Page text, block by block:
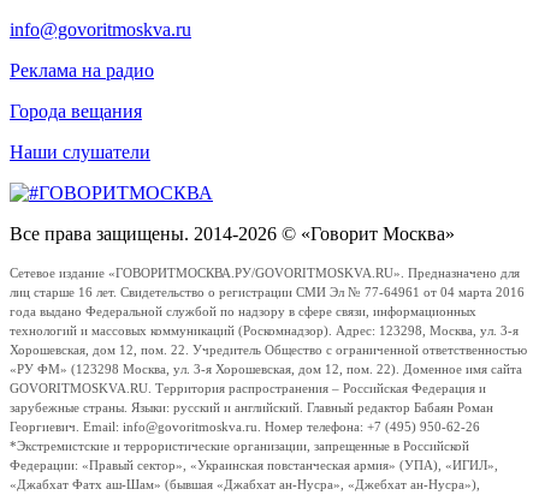
info@govoritmoskva.ru
Реклама на радио
Города вещания
Наши слушатели
Все права защищены. 2014-2026 © «Говорит Москва»
Сетевое издание «ГОВОРИТМОСКВА.РУ/GOVORITMOSKVA.RU». Предназначено для
лиц старше 16 лет. Свидетельство о регистрации СМИ Эл № 77-64961 от 04 марта 2016
года выдано Федеральной службой по надзору в сфере связи, информационных
технологий и массовых коммуникаций (Роскомнадзор). Адрес: 123298, Москва, ул. 3-я
Хорошевская, дом 12, пом. 22. Учредитель Общество с ограниченной ответственностью
«РУ ФМ» (123298 Москва, ул. 3-я Хорошевская, дом 12, пом. 22). Доменное имя сайта
GOVORITMOSKVA.RU. Территория распространения – Российская Федерация и
зарубежные страны. Языки: русский и английский. Главный редактор Бабаян Роман
Георгиевич. Email: info@govoritmoskva.ru. Номер телефона: +7 (495) 950-62-26
*Экстремистские и террористические организации, запрещенные в Российской
Федерации: «Правый сектор», «Украинская повстанческая армия» (УПА), «ИГИЛ»,
«Джабхат Фатх аш-Шам» (бывшая «Джабхат ан-Нусра», «Джебхат ан-Нусра»),